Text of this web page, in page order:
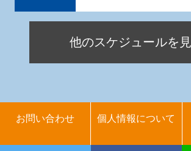
他のスケジュールを
お問い合わせ 個人情報について